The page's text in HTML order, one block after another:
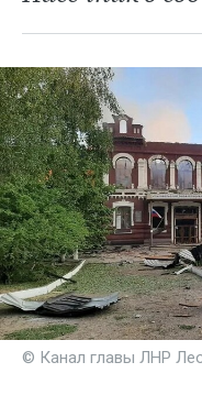
© Канал главы ЛНР